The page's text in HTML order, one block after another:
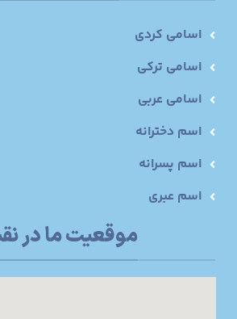
اسامی کردی
اسامی ترکی
اسامی عربی
اسم دخترانه
اسم پسرانه
اسم عبری
موقعیت ما در